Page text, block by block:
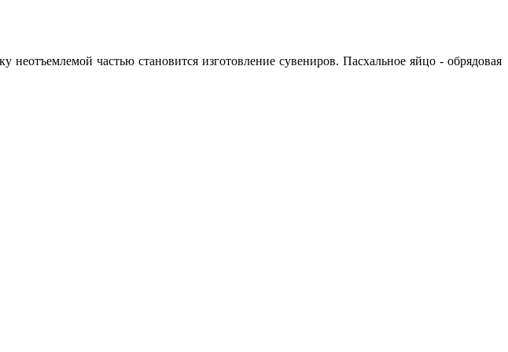
частью становится изготовление сувениров. Пасхальное яйцо - обрядовая